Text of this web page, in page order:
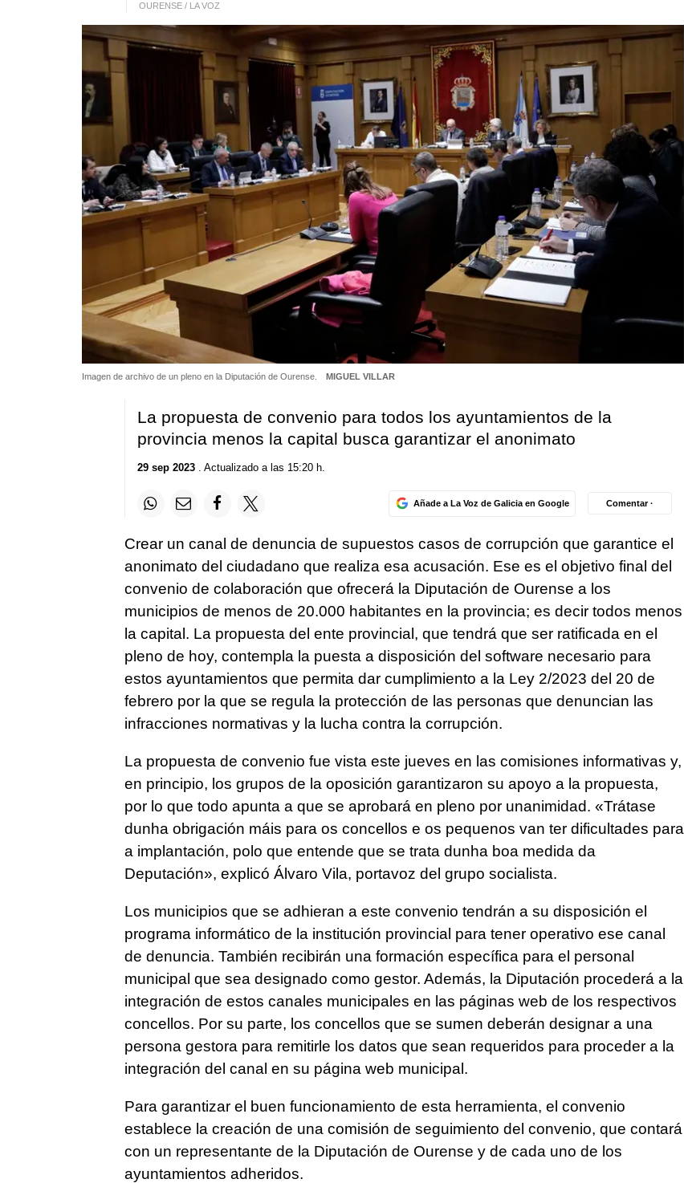
OURENSE / LA VOZ
Imagen de archivo de un pleno en la Diputación de Ourense. MIGUEL VILLAR
La propuesta de convenio para todos los ayuntamientos de la
provincia menos la capital busca garantizar el anonimato
29 sep 2023. Actualizado a las 15:20 h.
Añade a La Voz de Galicia en Google Comentar ·
Crear un canal de denuncia de supuestos casos de corrupción que garantice el
anonimato del ciudadano que realiza esa acusación. Ese es el objetivo final del
convenio de colaboración que ofrecerá la Diputación de Ourense a los
municipios de menos de 20.000 habitantes en la provincia; es decir todos menos
la capital. La propuesta del ente provincial, que tendrá que ser ratificada en el
pleno de hoy, contempla la puesta a disposición del software necesario para
estos ayuntamientos que permita dar cumplimiento a la Ley 2/2023 del 20 de
febrero por la que se regula la protección de las personas que denuncian las
infracciones normativas y la lucha contra la corrupción.
La propuesta de convenio fue vista este jueves en las comisiones informativas y,
en principio, los grupos de la oposición garantizaron su apoyo a la propuesta,
por lo que todo apunta a que se aprobará en pleno por unanimidad. «Trátase
dunha obrigación máis para os concellos e os pequenos van ter dificultades para
a implantación, polo que entende que se trata dunha boa medida da
Deputación», explicó Álvaro Vila, portavoz del grupo socialista.
Los municipios que se adhieran a este convenio tendrán a su disposición el
programa informático de la institución provincial para tener operativo ese canal
de denuncia. También recibirán una formación específica para el personal
municipal que sea designado como gestor. Además, la Diputación procederá a la
integración de estos canales municipales en las páginas web de los respectivos
concellos. Por su parte, los concellos que se sumen deberán designar a una
persona gestora para remitirle los datos que sean requeridos para proceder a la
integración del canal en su página web municipal.
Para garantizar el buen funcionamiento de esta herramienta, el convenio
establece la creación de una comisión de seguimiento del convenio, que contará
con un representante de la Diputación de Ourense y de cada uno de los
ayuntamientos adheridos.